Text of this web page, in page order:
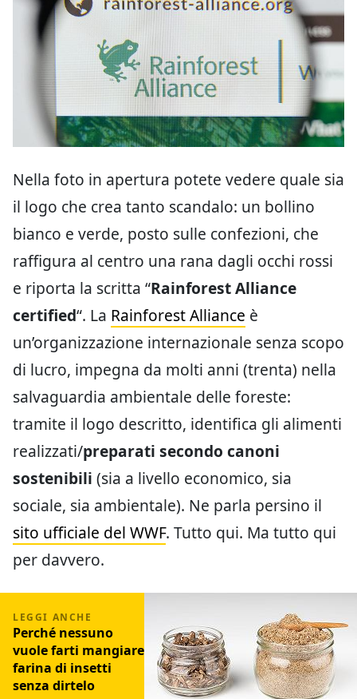
Nella foto in apertura potete vedere quale sia
il logo che crea tanto scandalo: un bollino
bianco e verde, posto sulle confezioni, che
raffigura al centro una rana dagli occhi rossi
e riporta la scritta “Rainforest Alliance
certified“. La Rainforest Alliance è
un’organizzazione internazionale senza scopo
di lucro, impegna da molti anni (trenta) nella
salvaguardia ambientale delle foreste:
tramite il logo descritto, identifica gli alimenti
realizzati/preparati secondo canoni
sostenibili (sia a livello economico, sia
sociale, sia ambientale). Ne parla persino il
sito ufficiale del WWF. Tutto qui. Ma tutto qui
per davvero.
Perché nessuno
vuole farti mangiare
farina di insetti
senza dirtelo